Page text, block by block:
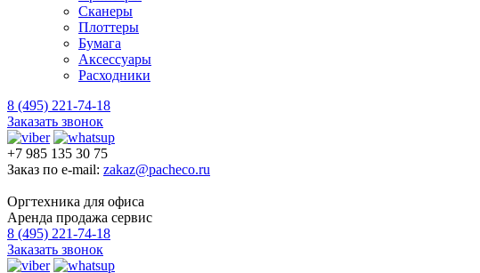
Сканеры
Плоттеры
Бумага
Аксессуары
Расходники
8 (495) 221-74-18
Заказать звонок
+7 985 135 30 75
Заказ по e-mail: zakaz@pacheco.ru
Оргтехника для офиса
Аренда продажа сервис
8 (495) 221-74-18
Заказать звонок